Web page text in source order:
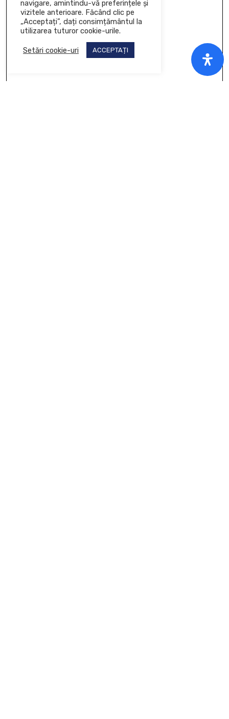
navigare, amintindu-vă preferințele și
vizitele anterioare. Făcând clic pe
„Acceptați”, dați consimțământul la
utilizarea tuturor cookie-urile.
Setări cookie-uri ACCEPTAȚI